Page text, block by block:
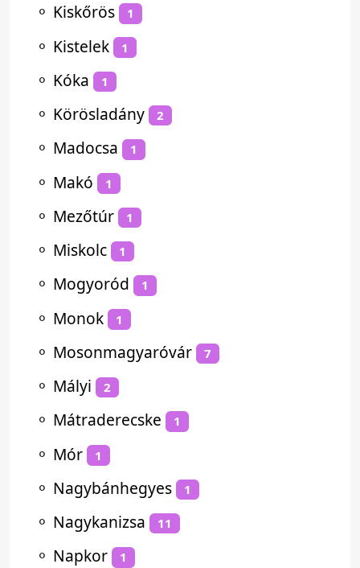
⚬ Kiskőrös 1
⚬ Kistelek 1
⚬ Kóka 1
⚬ Körösladány 2
⚬ Madocsa 1
⚬ Makó 1
⚬ Mezőtúr 1
⚬ Miskolc 1
⚬ Mogyoród 1
⚬ Monok 1
⚬ Mosonmagyaróvár 7
⚬ Mályi 2
⚬ Mátraderecske 1
⚬ Mór 1
⚬ Nagybánhegyes 1
⚬ Nagykanizsa 11
⚬ Napkor 1